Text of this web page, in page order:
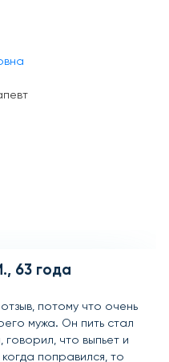
63 года
потому что очень
мужа. Он пить стал
что выпьет и
поправился, то
это время было много
с мужиками
после смены. Сам не
– стало хотеться
крушить все, так
стало плохо, не было
поставил
умоляла меня лечь в